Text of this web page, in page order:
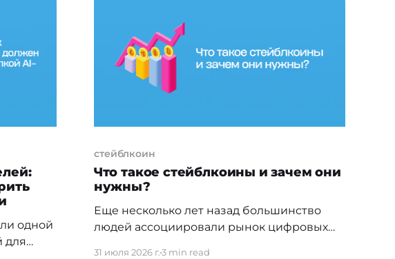
одной
для
стейблкоин
Что такое стейблкоины и зачем они
нужны?
Еще несколько лет назад большинство
людей ассоциировали рынок цифровых
31 июля 2026 г.3 min read